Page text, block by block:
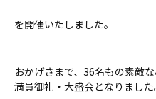
を開催いたしました。
おかげさまで、36名もの素敵
満員御礼・大盛会となりました